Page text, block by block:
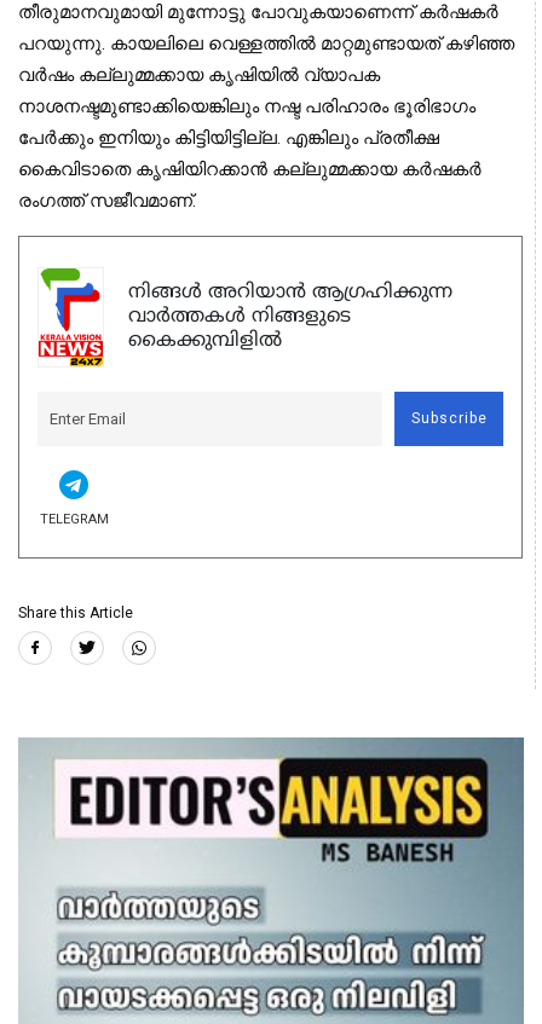
തീരുമാനവുമായി മുന്നോട്ടു പോവുകയാണെന്ന് കര്‍ഷകര്‍
പറയുന്നു. കായലിലെ വെള്ളത്തില്‍ മാറ്റമുണ്ടായത് കഴിഞ്ഞ
വര്‍ഷം കല്ലുമ്മക്കായ കൃഷിയില്‍ വ്യാപക
നാശനഷ്ടമുണ്ടാക്കിയെങ്കിലും നഷ്ട പരിഹാരം ഭൂരിഭാഗം
പേര്‍ക്കും ഇനിയും കിട്ടിയിട്ടില്ല. എങ്കിലും പ്രതീക്ഷ
കൈവിടാതെ കൃഷിയിറക്കാന്‍ കല്ലുമ്മക്കായ കര്‍ഷകര്‍
രംഗത്ത് സജീവമാണ്.
നിങ്ങൾ അറിയാൻ ആഗ്രഹിക്കുന്ന
വാർത്തകൾ നിങ്ങളുടെ
കൈക്കുമ്പിളിൽ
Subscribe
TELEGRAM
Share this Article